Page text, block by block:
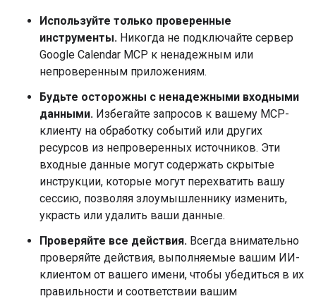
Используйте только проверенные
инструменты. Никогда не подключайте сервер
Google Calendar MCP к ненадежным или
непроверенным приложениям.
Будьте осторожны с ненадежными входными
данными. Избегайте запросов к вашему MCP-
клиенту на обработку событий или других
ресурсов из непроверенных источников. Эти
входные данные могут содержать скрытые
инструкции, которые могут перехватить вашу
сессию, позволяя злоумышленнику изменить,
украсть или удалить ваши данные.
Проверяйте все действия. Всегда внимательно
проверяйте действия, выполняемые вашим ИИ-
клиентом от вашего имени, чтобы убедиться в их
правильности и соответствии вашим